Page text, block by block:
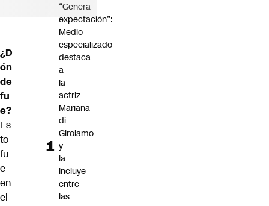
¿D
ón
de
fu
e?
Es
to
fu
e
en
el
“Genera
expectación”:
Medio
especializado
destaca
a
la
actriz
Mariana
di
Girolamo
y
la
incluye
entre
las